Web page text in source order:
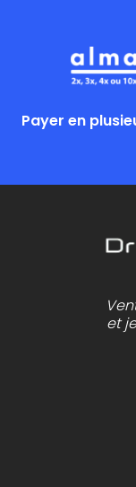
Payer en
et